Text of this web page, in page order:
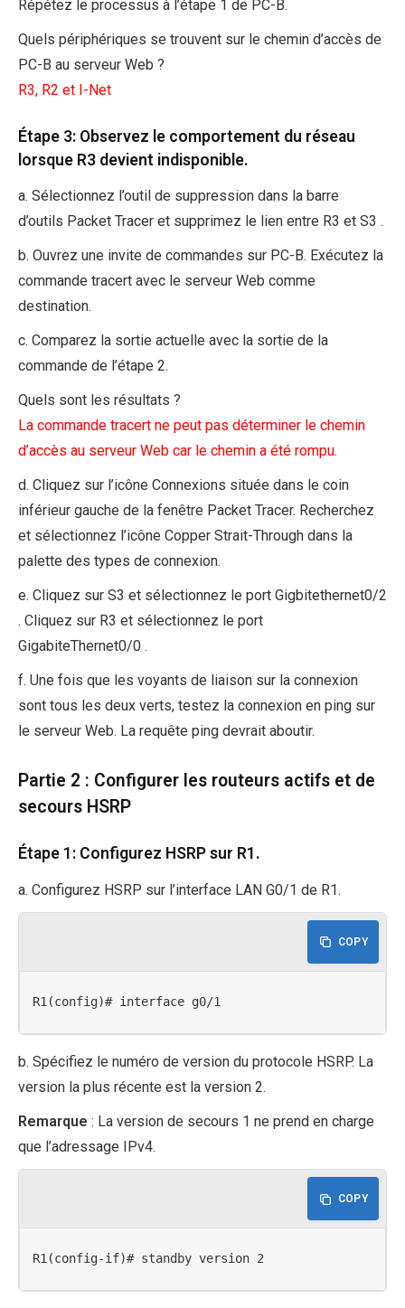
Répétez le processus à l’étape 1 de PC-B.
Quels périphériques se trouvent sur le chemin d’accès de
PC-B au serveur Web ?
R3, R2 et I-Net
Étape 3: Observez le comportement du réseau
lorsque R3 devient indisponible.
a. Sélectionnez l’outil de suppression dans la barre
d’outils Packet Tracer et supprimez le lien entre R3 et S3 .
b. Ouvrez une invite de commandes sur PC-B. Exécutez la
commande tracert avec le serveur Web comme
destination.
c. Comparez la sortie actuelle avec la sortie de la
commande de l’étape 2.
Quels sont les résultats ?
La commande tracert ne peut pas déterminer le chemin
d’accès au serveur Web car le chemin a été rompu.
d. Cliquez sur l’icône Connexions située dans le coin
inférieur gauche de la fenêtre Packet Tracer. Recherchez
et sélectionnez l’icône Copper Strait-Through dans la
palette des types de connexion.
e. Cliquez sur S3 et sélectionnez le port Gigbitethernet0/2
. Cliquez sur R3 et sélectionnez le port
GigabiteThernet0/0 .
f. Une fois que les voyants de liaison sur la connexion
sont tous les deux verts, testez la connexion en ping sur
le serveur Web. La requête ping devrait aboutir.
Partie 2 : Configurer les routeurs actifs et de
secours HSRP
Étape 1: Configurez HSRP sur R1.
a. Configurez HSRP sur l’interface LAN G0/1 de R1.
COPY
R1(config)# interface g0/1
b. Spécifiez le numéro de version du protocole HSRP. La
version la plus récente est la version 2.
Remarque : La version de secours 1 ne prend en charge
que l’adressage IPv4.
COPY
R1(config-if)# standby version 2